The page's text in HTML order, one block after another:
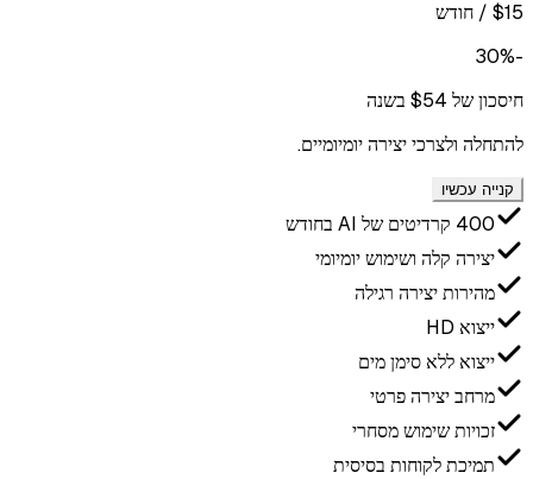
$15 / חודש
-30%
חיסכון של $54 בשנה
להתחלה ולצרכי יצירה יומיומיים.
קנייה עכשיו
400 קרדיטים של AI בחודש
יצירה קלה ושימוש יומיומי
מהירות יצירה רגילה
ייצוא HD
ייצוא ללא סימן מים
מרחב יצירה פרטי
זכויות שימוש מסחרי
תמיכת לקוחות בסיסית